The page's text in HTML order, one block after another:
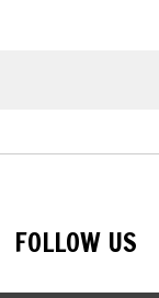
FOLLOW US